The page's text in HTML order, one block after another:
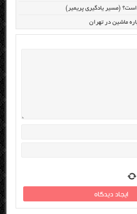
است؟ (مسیر یادگیری پریمیر)
ماشین در تهران